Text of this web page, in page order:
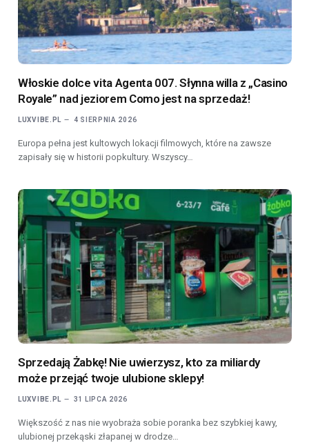
Włoskie dolce vita Agenta 007. Słynna willa z „Casino
Royale” nad jeziorem Como jest na sprzedaż!
LUXVIBE.PL 4 SIERPNIA 2026
Europa pełna jest kultowych lokacji filmowych, które na zawsze
zapisały się w historii popkultury. Wszyscy…
Sprzedają Żabkę! Nie uwierzysz, kto za miliardy
może przejąć twoje ulubione sklepy!
LUXVIBE.PL 31 LIPCA 2026
Większość z nas nie wyobraża sobie poranka bez szybkiej kawy,
ulubionej przekąski złapanej w drodze…